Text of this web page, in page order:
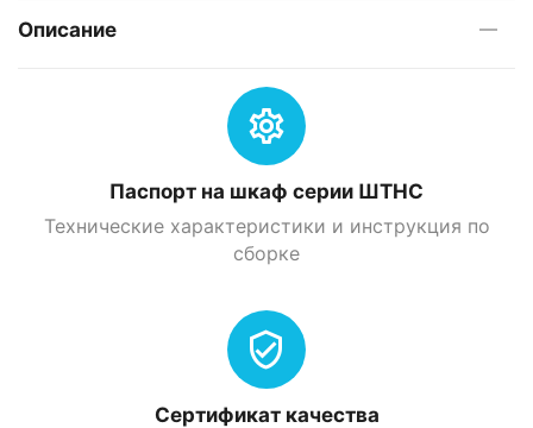
Описание
Паспорт на шкаф серии ШТНС
Технические характеристики и инструкция по
сборке
Сертификат качества